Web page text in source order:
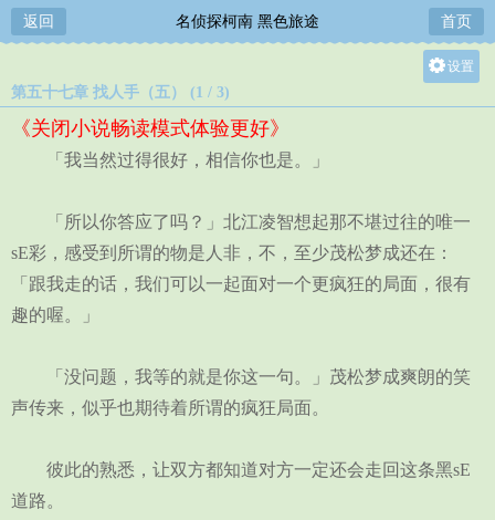
返回 名侦探柯南 黑色旅途 首页
设置
第五十七章 找人手（五） (1 / 3)
《关闭小说畅读模式体验更好》
「我当然过得很好，相信你也是。」
「所以你答应了吗？」北江凌智想起那不堪过往的唯一
sE彩，感受到所谓的物是人非，不，至少茂松梦成还在：
「跟我走的话，我们可以一起面对一个更疯狂的局面，很有
趣的喔。」
「没问题，我等的就是你这一句。」茂松梦成爽朗的笑
声传来，似乎也期待着所谓的疯狂局面。
彼此的熟悉，让双方都知道对方一定还会走回这条黑sE
道路。